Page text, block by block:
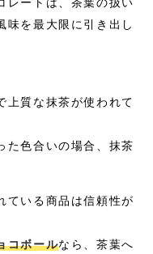
レートは、茶葉の扱い
味を最大限に引き出し
上質な抹茶が使われて
た色合いの場合、抹茶
ている商品は信頼性が
コボールなら、茶葉へ